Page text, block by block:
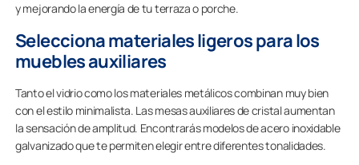
y mejorando la energía de tu terraza o porche.
Selecciona materiales ligeros para los
muebles auxiliares
Tanto el vidrio como los materiales metálicos combinan muy bien
con el estilo minimalista. Las mesas auxiliares de cristal aumentan
la sensación de amplitud. Encontrarás modelos de acero inoxidable
galvanizado que te permiten elegir entre diferentes tonalidades.